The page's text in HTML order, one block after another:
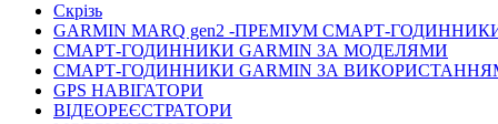
Скрізь
GARMIN MARQ gen2 -ПРЕМІУМ СМАРТ-
СМАРТ-ГОДИННИКИ GARMIN ЗА МОДЕЛЯМИ
СМАРТ-ГОДИННИКИ GARMIN ЗА
GPS НАВІГАТОРИ
ВІДЕОРЕЄСТРАТОРИ